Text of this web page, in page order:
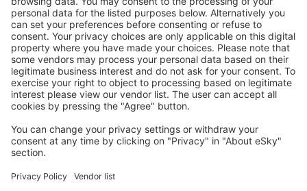
Descarcă aplicația noastrăși organizează-ţi
convenabil călătoriile
Planifică-ți călătoria
Bilete de avion